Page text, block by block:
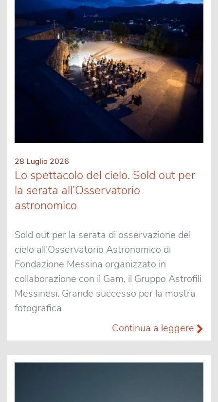
28 Luglio 2026
Lo spettacolo del cielo. Sold out per
la serata all’Osservatorio
astronomico
Sold out per la serata di osservazione del
cielo all’Osservatorio Astronomico di
Fondazione Messina organizzato in
collaborazione con il Gam, il Gruppo Astrofili
Messinesi. Grande successo per la mostra
fotografica
Continua a leggere